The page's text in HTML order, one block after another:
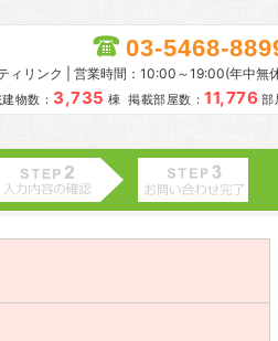
03-5468-
ィリンク | 営業時間：10:00～19:00(年中無
物数： 3,735 棟 掲載部屋数： 11,776 部